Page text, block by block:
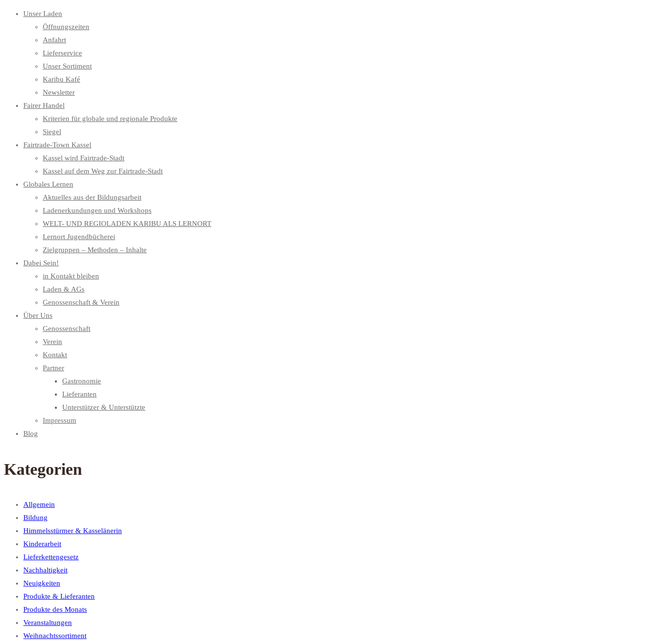
Unser Laden
Öffnungszeiten
Anfahrt
Lieferservice
Unser Sortiment
Karibu Kafé
Newsletter
Fairer Handel
Kriterien für globale und regionale Produkte
Siegel
Fairtrade-Town Kassel
Kassel wird Fairtrade-Stadt
Kassel auf dem Weg zur Fairtrade-Stadt
Globales Lernen
Aktuelles aus der Bildungsarbeit
Ladenerkundungen und Workshops
WELT- UND REGIOLADEN KARIBU ALS LERNORT
Lernort Jugendbücherei
Zielgruppen – Methoden – Inhalte
Dabei Sein!
in Kontakt bleiben
Laden & AGs
Genossenschaft & Verein
Über Uns
Genossenschaft
Verein
Kontakt
Partner
Gastronomie
Lieferanten
Unterstützer & Unterstützte
Impressum
Blog
Kategorien
Allgemein
Bildung
Himmelsstürmer & Kasselänerin
Kinderarbeit
Lieferkettengesetz
Nachhaltigkeit
Neuigkeiten
Produkte & Lieferanten
Produkte des Monats
Veranstaltungen
Weihnachtssortiment